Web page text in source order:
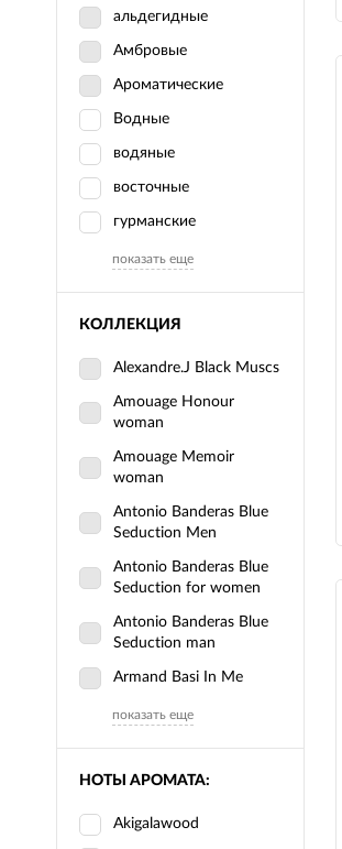
альдегидные
Амбровые
Ароматические
Водные
водяные
восточные
гурманские
показать еще
КОЛЛЕКЦИЯ
Alexandre.J Black Muscs
Amouage Honour
woman
Amouage Memoir
woman
Antonio Banderas Blue
Seduction Men
Antonio Banderas Blue
Seduction for women
Antonio Banderas Blue
Seduction man
Armand Basi In Me
показать еще
НОТЫ АРОМАТА:
Akigalawood